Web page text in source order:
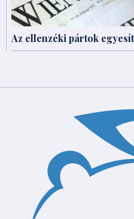
Az ellenzéki pártok